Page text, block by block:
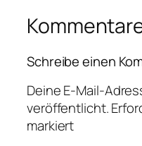
Schreibe einen
Deine E-Mail-
veröffentlicht.
markiert